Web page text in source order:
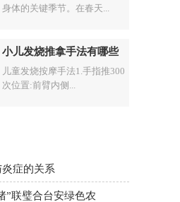
身体的关键季节。在春天...
小儿发烧推拿手法有哪些
儿童发烧按摩手法1.手指推300
次位置:前臂内侧...
症的关系
”联璧合台安绿色农